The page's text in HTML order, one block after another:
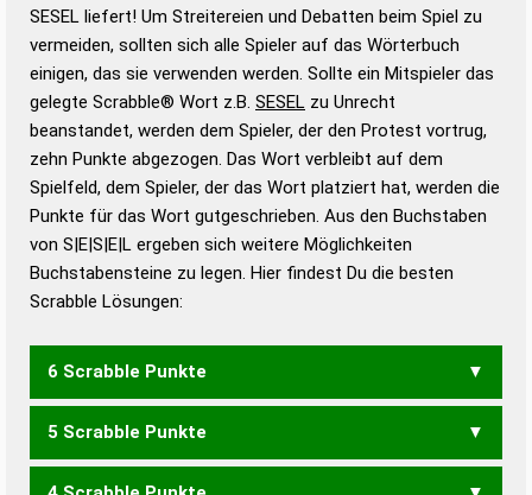
Wortbedeutung, Worttrennung und Wortform, um die
Gültigkeit eines Wortes für das Scrabble-Spiel zu
bestimmen!
zugelassene Turnier Scrabble-
Wörterbücher sind:
Duden – Standardwerk in 12 Bänden
Duden – Richtiges und gutes
Deutsch
Duden – Die deutsche Grammatik
Duden – Deutsches
SESEL liefert! Um Streitereien und Debatten beim Spiel zu
vermeiden, sollten sich alle Spieler auf das Wörterbuch
einigen, das sie verwenden werden. Sollte ein Mitspieler das
gelegte Scrabble® Wort z.B. SESEL zu Unrecht
beanstandet, werden dem Spieler, der den Protest vortrug,
zehn Punkte abgezogen. Das Wort verbleibt auf dem
Spielfeld, dem Spieler, der das Wort platziert hat, werden die
Punkte für das Wort gutgeschrieben. Aus den Buchstaben
von S|E|S|E|L ergeben sich weitere Möglichkeiten
Buchstabensteine zu legen. Hier findest Du die besten
Scrabble Lösungen:
6 Scrabble Punkte
ELSES ESELS SELES
5 Scrabble Punkte